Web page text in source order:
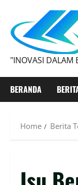
"INOVASI DALAM
BERANDA
Home Berita